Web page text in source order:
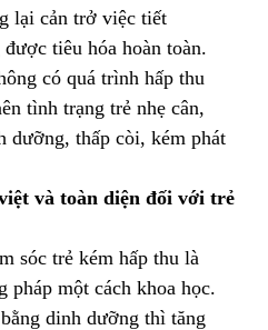
lại cản trở việc tiết
tiêu hóa hoàn toàn.
có quá trình hấp thu
tình trạng trẻ nhẹ cân,
dưỡng, thấp còi, kém phát
và toàn diện đối với trẻ
sóc trẻ kém hấp thu là
pháp một cách khoa học.
dinh dưỡng thì tăng